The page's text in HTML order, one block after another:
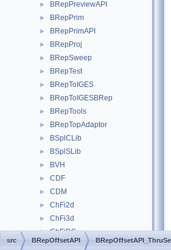
► BRepPreviewAPI
► BRepPrim
► BRepPrimAPI
► BRepProj
► BRepSweep
► BRepTest
► BRepToIGES
► BRepToIGESBRep
► BRepTools
► BRepTopAdaptor
► BSplCLib
► BSplSLib
► BVH
► CDF
► CDM
► ChFi2d
► ChFi3d
► ChFiDS
► ChFiKPart
src BRepOffsetAPI